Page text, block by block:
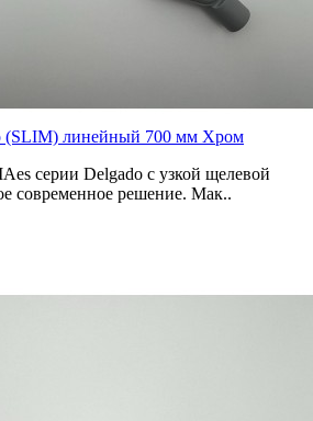
(SLIM) линейный 700 мм Хром
серии Delgado с узкой щелевой
современное решение. Мак..